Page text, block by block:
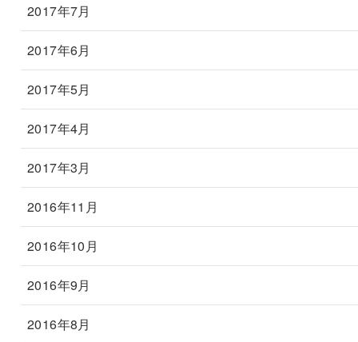
2017年7月
2017年6月
2017年5月
2017年4月
2017年3月
2016年11月
2016年10月
2016年9月
2016年8月